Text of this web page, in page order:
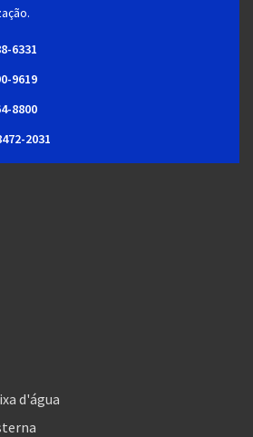
6331
9619
8800
2031
d'água